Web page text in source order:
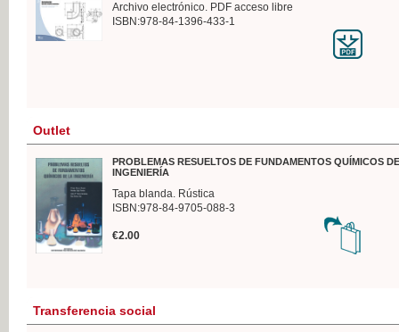
Archivo electrónico. PDF acceso libre
ISBN:978-84-1396-433-1
Outlet
PROBLEMAS RESUELTOS DE FUNDAMENTOS QUÍMICOS
INGENIERÍA
Tapa blanda. Rústica
ISBN:978-84-9705-088-3
€2.00
Transferencia social